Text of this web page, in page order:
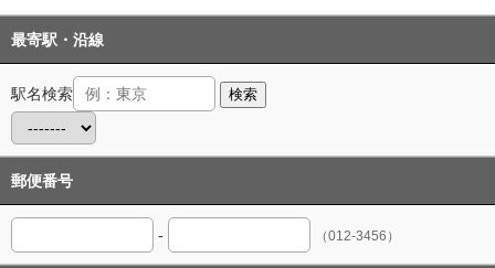
最寄駅・沿線
駅名検索 検索
郵便番号
- （012-3456）